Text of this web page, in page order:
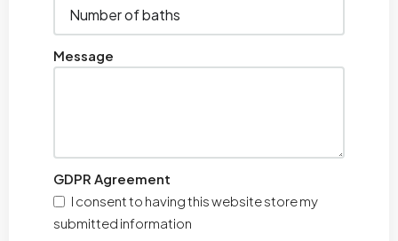
Message
GDPR Agreement
I consent to having this website store my
submitted information